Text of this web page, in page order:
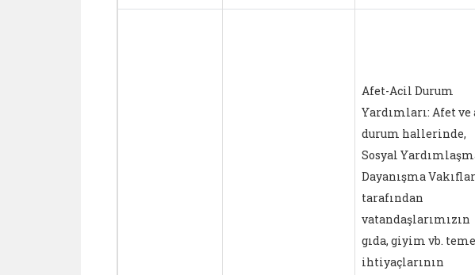
Afet-Acil Durum
Yardımları: Afet ve
durum hallerinde,
Sosyal
Dayanışma
tarafından
vatandaşlarımızın
gıda, giyim vb.
ihtiyaçlarının